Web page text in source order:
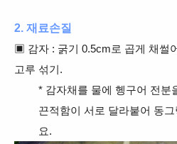
2. 재료손질
▣ 감자 : 굵기 0.5cm로 곱게 채썰
고루 섞기.
* 감자채를 물에 헹구어 전분
끈적함이 서로 달라붙어 동
요.